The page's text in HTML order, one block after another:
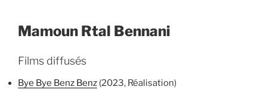
Mamoun Rtal Bennani
Films diffusés
Bye Bye Benz Benz (2023, Réalisation)